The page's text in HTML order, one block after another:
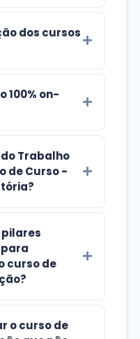
dos cursos
100% on-
Trabalho
de Curso -
pilares
curso de
o curso de